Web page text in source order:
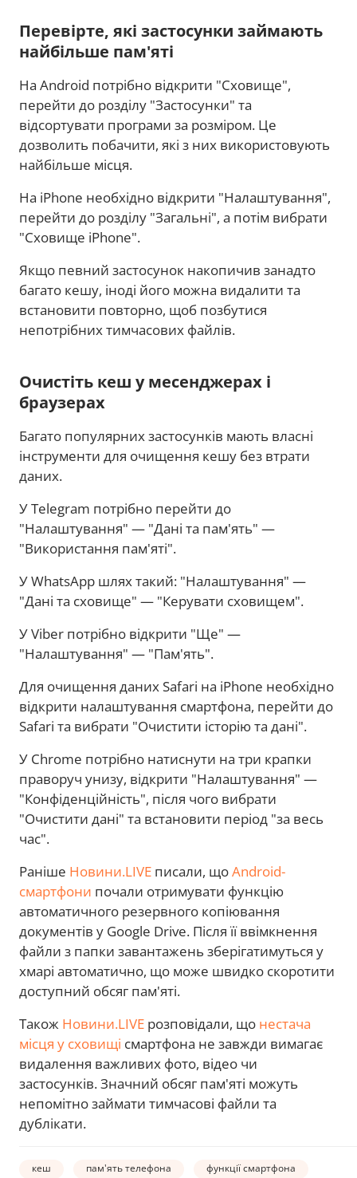
Перевірте, які застосунки займають
найбільше пам'яті
На Android потрібно відкрити "Сховище",
перейти до розділу "Застосунки" та
відсортувати програми за розміром. Це
дозволить побачити, які з них використовують
найбільше місця.
На iPhone необхідно відкрити "Налаштування",
перейти до розділу "Загальні", а потім вибрати
"Сховище iPhone".
Якщо певний застосунок накопичив занадто
багато кешу, іноді його можна видалити та
встановити повторно, щоб позбутися
непотрібних тимчасових файлів.
Очистіть кеш у месенджерах і
браузерах
Багато популярних застосунків мають власні
інструменти для очищення кешу без втрати
даних.
У Telegram потрібно перейти до
"Налаштування" — "Дані та пам'ять" —
"Використання пам'яті".
У WhatsApp шлях такий: "Налаштування" —
"Дані та сховище" — "Керувати сховищем".
У Viber потрібно відкрити "Ще" —
"Налаштування" — "Пам'ять".
Для очищення даних Safari на iPhone необхідно
відкрити налаштування смартфона, перейти до
Safari та вибрати "Очистити історію та дані".
У Chrome потрібно натиснути на три крапки
праворуч унизу, відкрити "Налаштування" —
"Конфіденційність", після чого вибрати
"Очистити дані" та встановити період "за весь
час".
Раніше Новини.LIVE писали, щоAndroid-
смартфони почали отримувати функцію
автоматичного резервного копіювання
документів у Google Drive. Після її ввімкнення
файли з папки завантажень зберігатимуться у
хмарі автоматично, що може швидко скоротити
доступний обсяг пам'яті.
Також Новини.LIVE розповідали, що нестача
місця у сховищі смартфона не завжди вимагає
видалення важливих фото, відео чи
застосунків. Значний обсяг пам'яті можуть
непомітно займати тимчасові файли та
дублікати.
кеш пам'ять телефона функції смартфона